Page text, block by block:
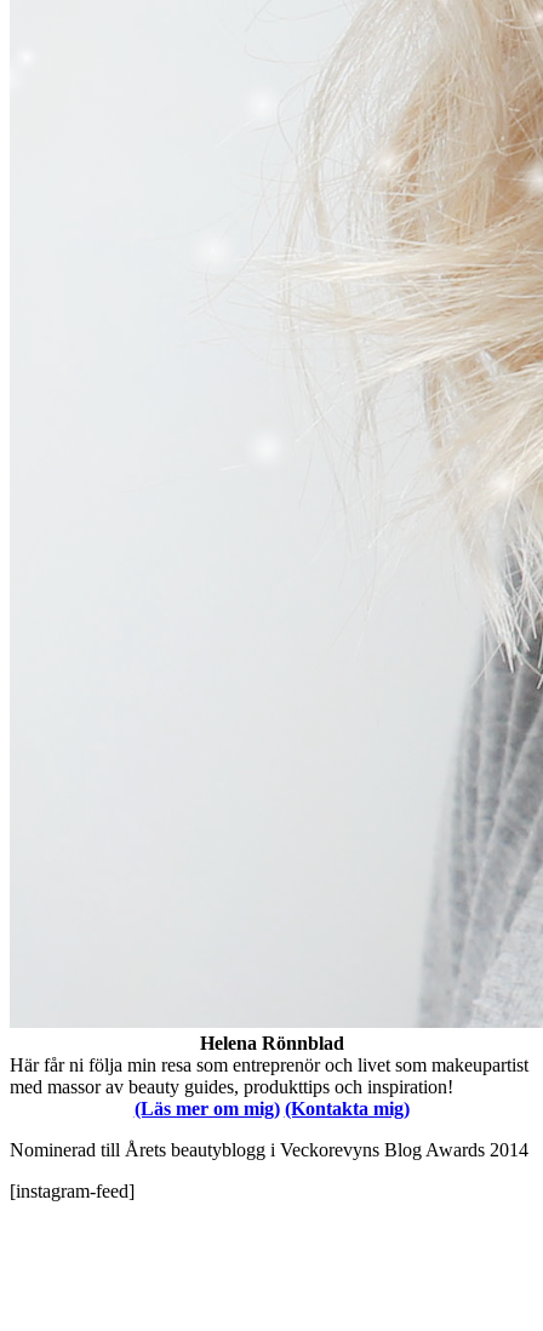
Helena Rönnblad
Här får ni följa min resa som entreprenör och livet som makeupartist
med massor av beauty guides, produkttips och inspiration!
(Läs mer om mig) (Kontakta mig)
Nominerad till Årets beautyblogg i Veckorevyns Blog Awards 2014
[instagram-feed]